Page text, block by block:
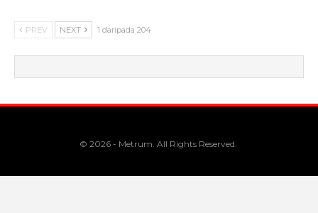
PREV NEXT 1 daripada 204
© 2026 - Metrum. All Rights Reserved.